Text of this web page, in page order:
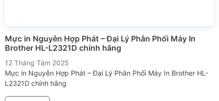
Mực in Nguyễn Hợp Phát – Đại Lý Phân Phối Máy In
Brother HL-L2321D chính hãng
12 Tháng Tám 2025
Mực in Nguyễn Hợp Phát – Đại Lý Phân Phối Máy In Brother HL-
L2321D chính hãng